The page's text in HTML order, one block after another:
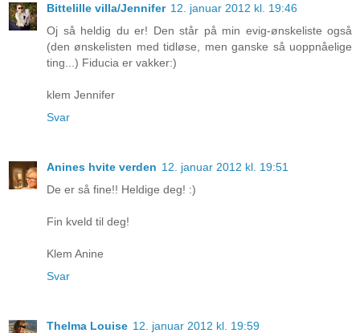
Bittelille villa/Jennifer 12. januar 2012 kl. 19:46
Oj så heldig du er! Den står på min evig-ønskeliste også
(den ønskelisten med tidløse, men ganske så uoppnåelige
ting...) Fiducia er vakker:)
klem Jennifer
Svar
Anines hvite verden 12. januar 2012 kl. 19:51
De er så fine!! Heldige deg! :)
Fin kveld til deg!
Klem Anine
Svar
Thelma Louise 12. januar 2012 kl. 19:59